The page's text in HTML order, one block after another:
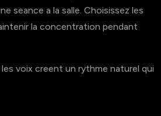
seance a la salle. Choisissez les
la concentration pendant
voix creent un rythme naturel qui